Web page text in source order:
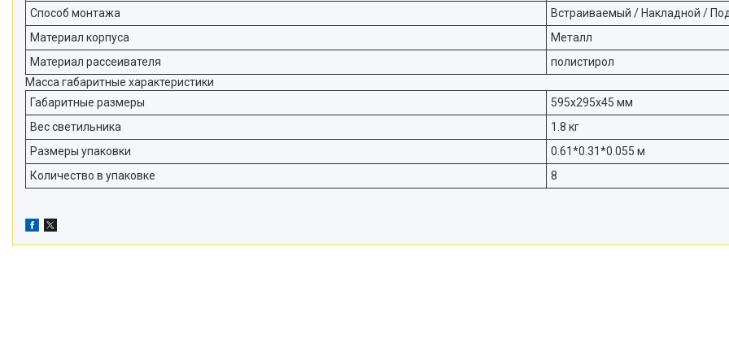
Способ монтажа
Встраиваемый / Накладной /
Материал корпуса
Металл
Материал рассеивателя
полистирол
Масса габаритные характеристики
Габаритные размеры
595х295х45 мм
Вес светильника
1.8 кг
Размеры упаковки
0.61*0.31*0.055 м
Количество в упаковке
8